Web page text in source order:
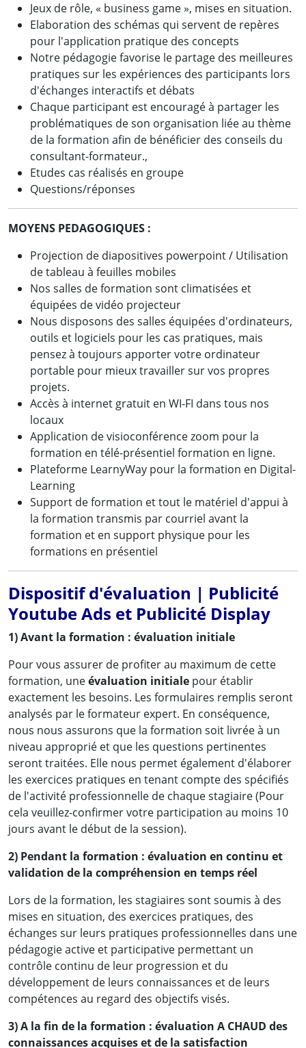
Jeux de rôle, « business game », mises en situation.
Elaboration des schémas qui servent de repères
pour l'application pratique des concepts
Notre pédagogie favorise le partage des meilleures
pratiques sur les expériences des participants lors
d'échanges interactifs et débats
Chaque participant est encouragé à partager les
problématiques de son organisation liée au thème
de la formation afin de bénéficier des conseils du
consultant-formateur.,
Etudes cas réalisés en groupe
Questions/réponses
MOYENS PEDAGOGIQUES :
Projection de diapositives powerpoint / Utilisation
de tableau à feuilles mobiles
Nos salles de formation sont climatisées et
équipées de vidéo projecteur
Nous disposons des salles équipées d'ordinateurs,
outils et logiciels pour les cas pratiques, mais
pensez à toujours apporter votre ordinateur
portable pour mieux travailler sur vos propres
projets.
Accès à internet gratuit en WI-FI dans tous nos
locaux
Application de visioconférence zoom pour la
formation en télé-présentiel formation en ligne.
Plateforme LearnyWay pour la formation en Digital-
Learning
Support de formation et tout le matériel d'appui à
la formation transmis par courriel avant la
formation et en support physique pour les
formations en présentiel
Dispositif d'évaluation | Publicité
Youtube Ads et Publicité Display
1) Avant la formation : évaluation initiale
Pour vous assurer de profiter au maximum de cette
formation, uneévaluation initiale pour établir
exactement les besoins. Les formulaires remplis seront
analysés par le formateur expert. En conséquence,
nous nous assurons que la formation soit livrée à un
niveau approprié et que les questions pertinentes
seront traitées. Elle nous permet également d'élaborer
les exercices pratiques en tenant compte des spécifiés
de l'activité professionnelle de chaque stagiaire (Pour
cela veuillez-confirmer votre participation au moins 10
jours avant le début de la session).
2) Pendant la formation : évaluation en continu et
validation de la compréhension en temps réel
Lors de la formation, les stagiaires sont soumis à des
mises en situation, des exercices pratiques, des
échanges sur leurs pratiques professionnelles dans une
pédagogie active et participative permettant un
contrôle continu de leur progression et du
développement de leurs connaissances et de leurs
compétences au regard des objectifs visés.
3) A la fin de la formation : évaluation A CHAUD des
connaissances acquises et de la satisfaction